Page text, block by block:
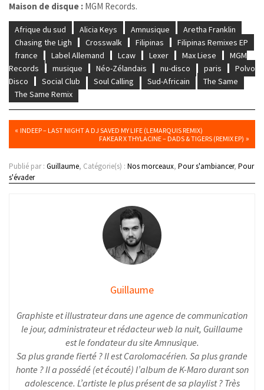
Maison de disque : MGM Records.
Afrique du sud Alicia Keys Amnusique
Aretha Franklin
Chasing the Ligh
Crosswalk Filipinas
Filipinas Remixes EP
france
Label Allemand Lcaw Lexer Max Liese
MGM
Records
musique Néo-Zélandais nu-disco paris
Polvo
Disco
Social Club Soul Calling Sud-Africain
The Same
The Same Remix
« INDEEP – LAST NIGHT A DJ SAVED MY LIFE (LEMARQUIS REMIX)
FAKEAR X THYLACINE – DADS & TIGERS (REMIX EP) »
Publié par : Guillaume, Catégorie(s) : Nos morceaux, Pour s'ambiancer, Pour
s'évader
Guillaume
Graphiste et illustrateur dans une agence de communication
le jour, administrateur et rédacteur web la nuit, Guillaume
est le fondateur du site Amnusique.
Sa plus grande fierté ? Il est Carolomacérien. Sa plus grande
honte ? Il a possédé (et écouté) l’album de K-Maro durant son
adolescence. L’artiste le plus présent de sa playlist ? Très